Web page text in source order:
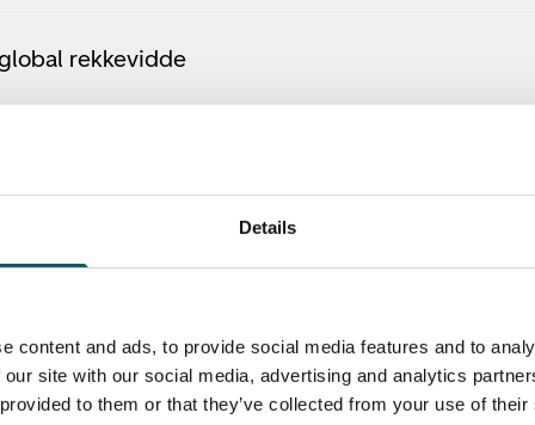
Details
content and ads, to provide social media features and to
site with our social media, advertising and analytics
to them or that they’ve collected from your use of
rekkevidde